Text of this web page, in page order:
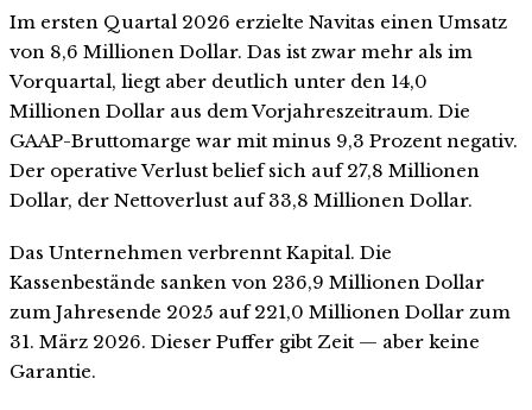
Im ersten Quartal 2026 erzielte Navitas einen Umsatz
von 8,6 Millionen Dollar. Das ist zwar mehr als im
Vorquartal, liegt aber deutlich unter den 14,0
Millionen Dollar aus dem Vorjahreszeitraum. Die
GAAP-Bruttomarge war mit minus 9,3 Prozent negativ.
Der operative Verlust belief sich auf 27,8 Millionen
Dollar, der Nettoverlust auf 33,8 Millionen Dollar.
Das Unternehmen verbrennt Kapital. Die
Kassenbestände sanken von 236,9 Millionen Dollar
zum Jahresende 2025 auf 221,0 Millionen Dollar zum
31. März 2026. Dieser Puffer gibt Zeit — aber keine
Garantie.